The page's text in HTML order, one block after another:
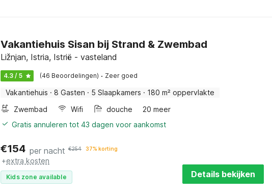
Vakantiehuis Sisan bij Strand & Zwembad
Ližnjan, Istria, Istrië - vasteland
4.3 / 5 (46 Beoordelingen) · Zeer goed
Vakantiehuis · 8 Gasten · 5 Slaapkamers · 180 m² oppervlakte
Zwembad
Wifi douche
20 meer
Gratis annuleren tot 43 dagen voor aankomst
€154 per nacht €254 37% korting
+extra kosten
Kids zone available Details bekijken